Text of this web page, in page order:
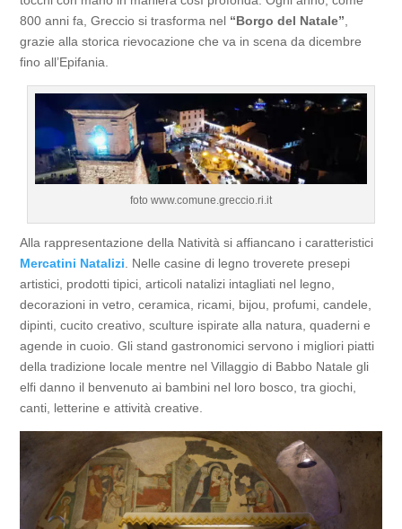
800 anni fa, Greccio si trasforma nel “Borgo del Natale”
grazie alla storica rievocazione che va in scena da dicembre
fino all’Epifania.
foto www.comune.greccio.ri.it
Alla rappresentazione della Natività si affiancano i caratteristici
Mercatini Natalizi. Nelle casine di legno troverete presepi
artistici, prodotti tipici, articoli natalizi intagliati nel legno,
decorazioni in vetro, ceramica, ricami, bijou, profumi, candele,
dipinti, cucito creativo, sculture ispirate alla natura, quaderni e
agende in cuoio. Gli stand gastronomici servono i migliori piatti
della tradizione locale mentre nel Villaggio di Babbo Natale gli
elfi danno il benvenuto ai bambini nel loro bosco, tra giochi,
canti, letterine e attività creative.